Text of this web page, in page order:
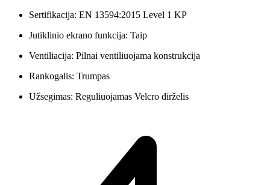
Sertifikacija: EN 13594:2015 Level 1 KP
Jutiklinio ekrano funkcija: Taip
Ventiliacija: Pilnai ventiliuojama konstrukcija
Rankogalis: Trumpas
Užsegimas: Reguliuojamas Velcro dirželis